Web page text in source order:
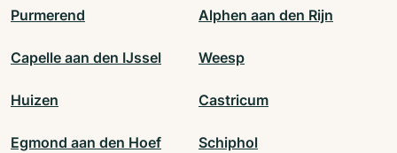
Purmerend Alphen aan den Rijn
Capelle aan den IJssel Weesp
Huizen Castricum
Egmond aan den Hoef Schiphol